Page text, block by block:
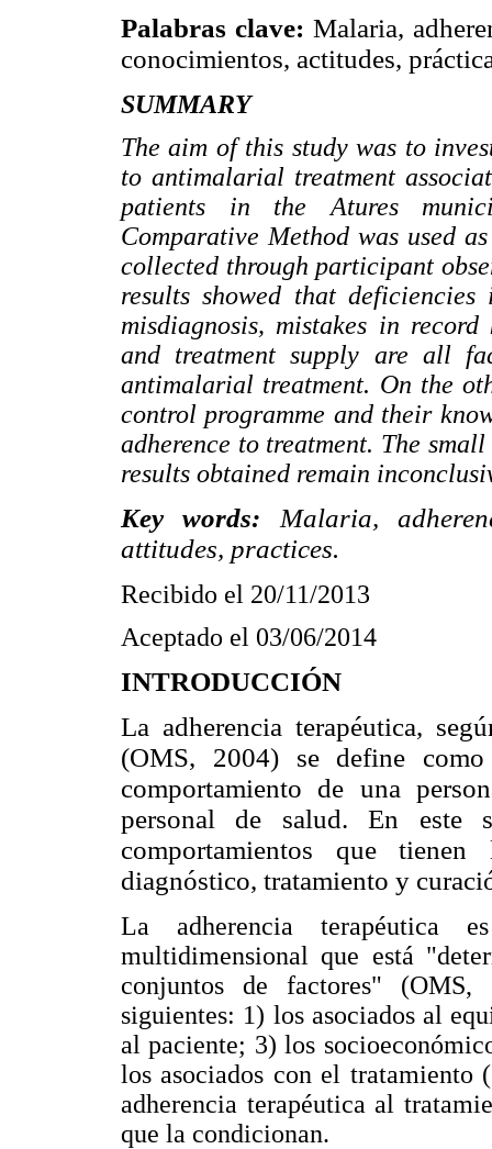
Palabras clave: Malaria,
conocimientos, actitudes,
SUMMARY
The aim of this study was to
to antimalarial treatment
patients in the Atures
Comparative Method was used
collected through participant
results showed that
misdiagnosis, mistakes in
and treatment supply are all
antimalarial treatment. On the
control programme and their
adherence to treatment. The
results obtained remain
Key words: Malaria,
attitudes, practices.
Recibido el 20/11/2013
Aceptado el 03/06/2014
INTRODUCCIÓN
La adherencia terapéutica,
(OMS, 2004) se define
comportamiento de una
personal de salud. En este
comportamientos que
diagnóstico, tratamiento y
La adherencia terapéutica
multidimensional que está
conjuntos de factores"
siguientes: 1) los asociados al
al paciente; 3) los
los asociados con el tratamiento
adherencia terapéutica al
que la condicionan.